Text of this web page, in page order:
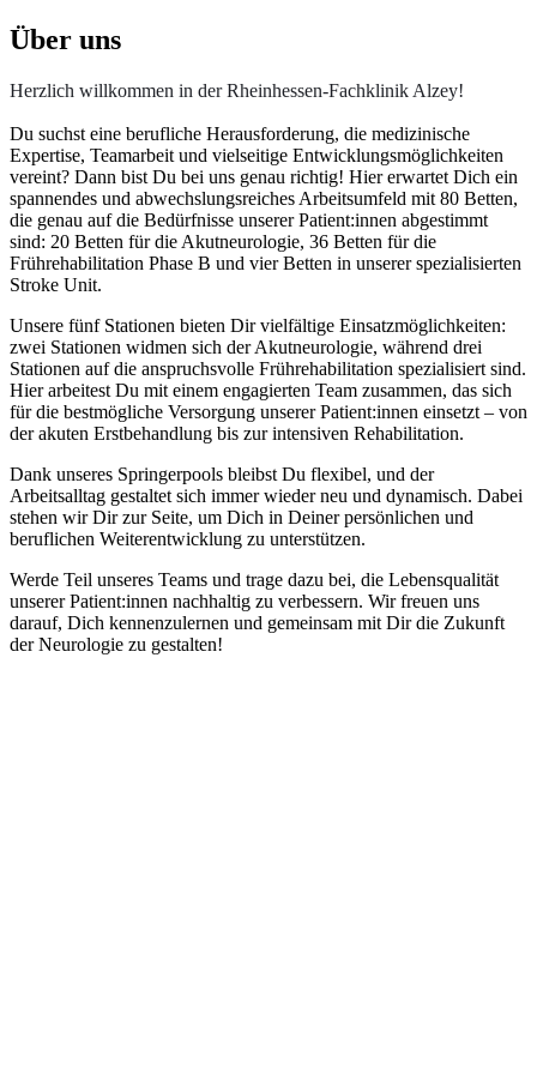
Über uns
Herzlich willkommen in der Rheinhessen-Fachklinik Alzey!
Du suchst eine berufliche Herausforderung, die medizinische
Expertise, Teamarbeit und vielseitige Entwicklungsmöglichkeiten
vereint? Dann bist Du bei uns genau richtig! Hier erwartet Dich ein
spannendes und abwechslungsreiches Arbeitsumfeld mit 80 Betten,
die genau auf die Bedürfnisse unserer Patient:innen abgestimmt
sind: 20 Betten für die Akutneurologie, 36 Betten für die
Frührehabilitation Phase B und vier Betten in unserer spezialisierten
Stroke Unit.
Unsere fünf Stationen bieten Dir vielfältige Einsatzmöglichkeiten:
zwei Stationen widmen sich der Akutneurologie, während drei
Stationen auf die anspruchsvolle Frührehabilitation spezialisiert sind.
Hier arbeitest Du mit einem engagierten Team zusammen, das sich
für die bestmögliche Versorgung unserer Patient:innen einsetzt – von
der akuten Erstbehandlung bis zur intensiven Rehabilitation.
Dank unseres Springerpools bleibst Du flexibel, und der
Arbeitsalltag gestaltet sich immer wieder neu und dynamisch. Dabei
stehen wir Dir zur Seite, um Dich in Deiner persönlichen und
beruflichen Weiterentwicklung zu unterstützen.
Werde Teil unseres Teams und trage dazu bei, die Lebensqualität
unserer Patient:innen nachhaltig zu verbessern. Wir freuen uns
darauf, Dich kennenzulernen und gemeinsam mit Dir die Zukunft
der Neurologie zu gestalten!